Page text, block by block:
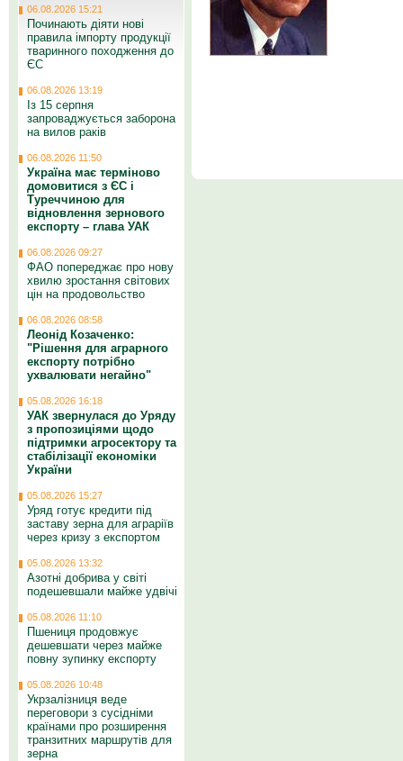
06.08.2026 15:21
Починають діяти нові
правила імпорту продукції
тваринного походження до
ЄС
06.08.2026 13:19
Із 15 серпня
запроваджується заборона
на вилов раків
06.08.2026 11:50
Україна має терміново
домовитися з ЄС і
Туреччиною для
відновлення зернового
експорту – глава УАК
06.08.2026 09:27
ФАО попереджає про нову
хвилю зростання світових
цін на продовольство
06.08.2026 08:58
Леонід Козаченко:
"Рішення для аграрного
експорту потрібно
ухвалювати негайно"
05.08.2026 16:18
УАК звернулася до Уряду
з пропозиціями щодо
підтримки агросектору та
стабілізації економіки
України
05.08.2026 15:27
Уряд готує кредити під
заставу зерна для аграріїв
через кризу з експортом
05.08.2026 13:32
Азотні добрива у світі
подешевшали майже удвічі
05.08.2026 11:10
Пшениця продовжує
дешевшати через майже
повну зупинку експорту
05.08.2026 10:48
Укрзалізниця веде
переговори з сусідніми
країнами про розширення
транзитних маршрутів для
зерна